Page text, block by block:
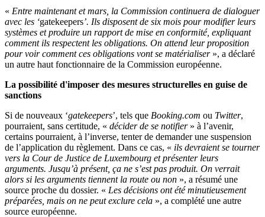
« Entre maintenant et mars, la Commission continuera de dialoguer
avec les ‘gatekeepers’. Ils disposent de six mois pour modifier leurs
systèmes et produire un rapport de mise en conformité, expliquant
comment ils respectent les obligations. On attend leur proposition
pour voir comment ces obligations vont se matérialiser », a déclaré
un autre haut fonctionnaire de la Commission européenne.
La possibilité d'imposer des mesures structurelles en guise de
sanctions
Si de nouveaux ‘gatekeepers’, tels que Booking.com ou Twitter,
pourraient, sans certitude, « décider de se notifier » à l’avenir,
certains pourraient, à l’inverse, tenter de demander une suspension
de l’application du règlement. Dans ce cas, « ils devraient se tourner
vers la Cour de Justice de Luxembourg et présenter leurs
arguments. Jusqu’à présent, ça ne s’est pas produit. On verrait
alors si les arguments tiennent la route ou non », a résumé une
source proche du dossier. « Les décisions ont été minutieusement
préparées, mais on ne peut exclure cela », a complété une autre
source européenne.